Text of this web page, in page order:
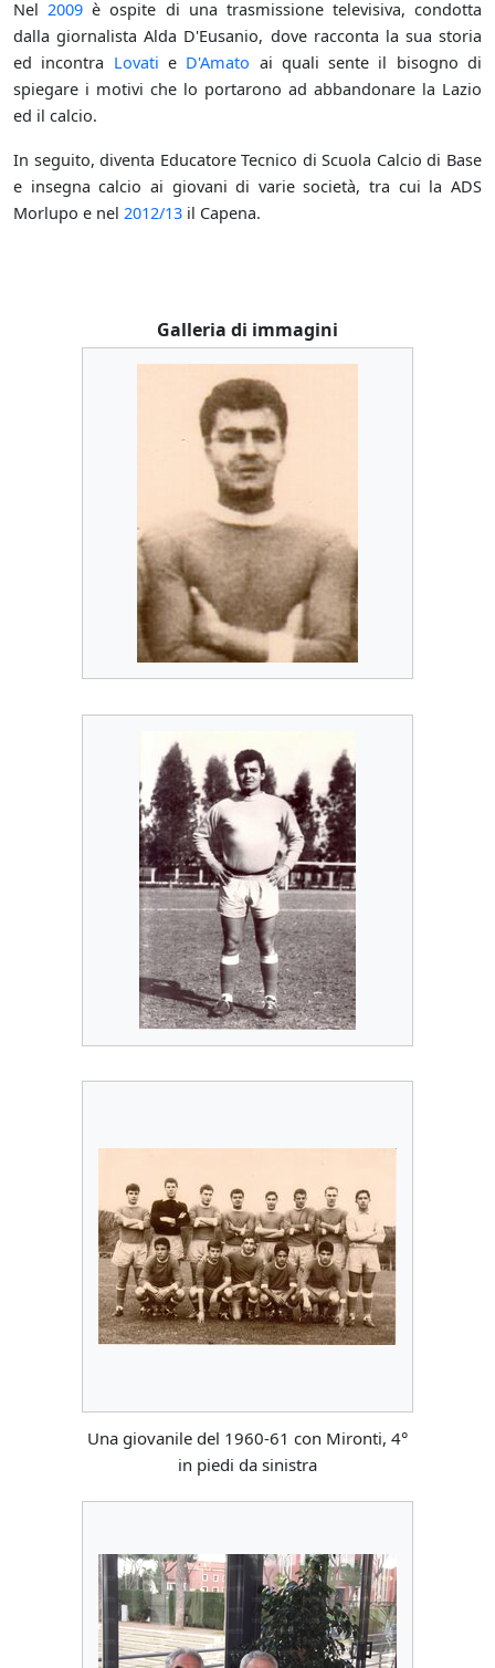
Nel2009 è ospite di una trasmissione televisiva, condotta
dalla giornalista Alda D'Eusanio, dove racconta la sua storia
ed incontra Lovati e D'Amato ai quali sente il bisogno di
spiegare i motivi che lo portarono ad abbandonare la Lazio
ed il calcio.
In seguito, diventa Educatore Tecnico di Scuola Calcio di Base
e insegna calcio ai giovani di varie società, tra cui la ADS
Morlupo e nel 2012/13 il Capena.
Galleria di immagini
Una giovanile del 1960-61 con Mironti, 4°
in piedi da sinistra